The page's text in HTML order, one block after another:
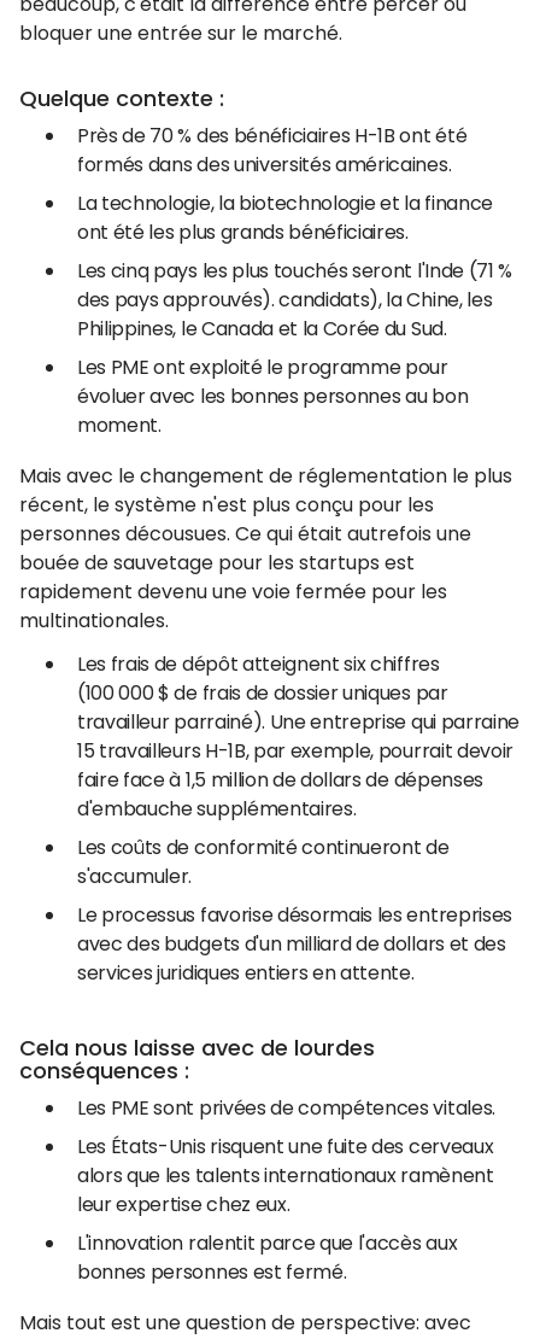
bloquer une entrée sur le marché.
Quelque contexte :
Près de 70 % des bénéficiaires H-1B ont été
formés dans des universités américaines.
La technologie, la biotechnologie et la finance
ont été les plus grands bénéficiaires.
Les cinq pays les plus touchés seront l'Inde (71 %
des pays approuvés). candidats), la Chine, les
Philippines, le Canada et la Corée du Sud.
Les PME ont exploité le programme pour
évoluer avec les bonnes personnes au bon
moment.
Mais avec le changement de réglementation le plus
récent, le système n'est plus conçu pour les
personnes décousues. Ce qui était autrefois une
bouée de sauvetage pour les startups est
rapidement devenu une voie fermée pour les
multinationales.
Les frais de dépôt atteignent six chiffres
(100 000 $ de frais de dossier uniques par
travailleur parrainé). Une entreprise qui parraine
15 travailleurs H-1B, par exemple, pourrait devoir
faire face à 1,5 million de dollars de dépenses
d'embauche supplémentaires.
Les coûts de conformité continueront de
s'accumuler.
Le processus favorise désormais les entreprises
avec des budgets d'un milliard de dollars et des
services juridiques entiers en attente.
Cela nous laisse avec de lourdes
conséquences :
Les PME sont privées de compétences vitales.
Les États-Unis risquent une fuite des cerveaux
alors que les talents internationaux ramènent
leur expertise chez eux.
L'innovation ralentit parce que l'accès aux
bonnes personnes est fermé.
Mais tout est une question de perspective: avec